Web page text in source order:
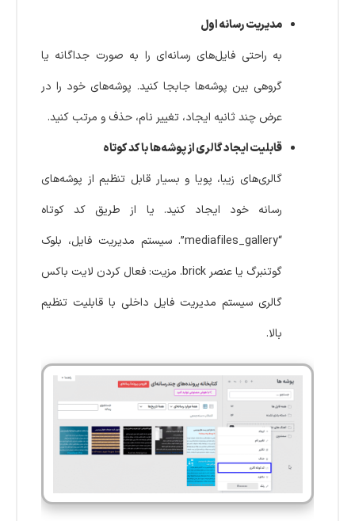
مدیریت رسانه اول
به راحتی فایل‌های رسانه‌ای را به صورت جداگانه یا
گروهی بین پوشه‌ها جابجا کنید. پوشه‌های خود را در
عرض چند ثانیه ایجاد، تغییر نام، حذف و مرتب کنید.
قابلیت ایجاد گالری از پوشه‌ها با کد کوتاه
گالری‌های زیبا، پویا و بسیار قابل تنظیم از پوشه‌های
رسانه خود ایجاد کنید. یا از طریق کد کوتاه
“mediafiles_gallery”. سیستم مدیریت فایل، بلوک
گوتنبرگ یا عنصر brick. مزیت: فعال کردن لایت باکس
گالری سیستم مدیریت فایل داخلی با قابلیت تنظیم
بالا.